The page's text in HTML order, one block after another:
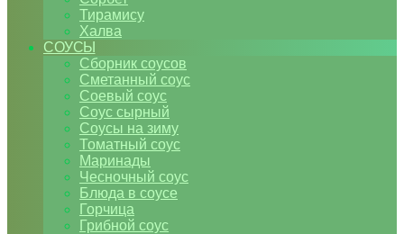
Тирамису
Халва
СОУСЫ
Сборник соусов
Сметанный соус
Соевый соус
Соус сырный
Соусы на зиму
Томатный соус
Маринады
Чесночный соус
Блюда в соусе
Горчица
Грибной соус